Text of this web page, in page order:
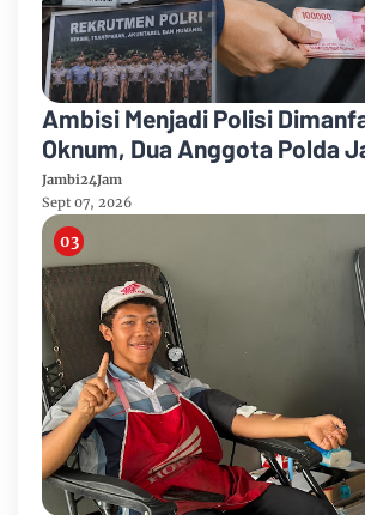
Ambisi Menjadi Polisi
Oknum, Dua Anggota Polda
Diduga Tipu Calon Bintara
Kelulusan
Jambi24Jam
Sept 07, 2026